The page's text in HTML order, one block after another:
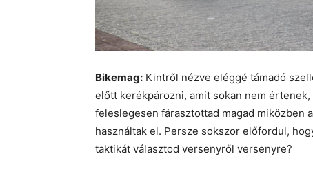
Bikemag: Kintről nézve eléggé támadó
előtt kerékpározni, amit sokan nem
feleslegesen fárasztottad magad miközben
használtak el. Persze sokszor előfordul,
taktikát választod versenyről versenyre?